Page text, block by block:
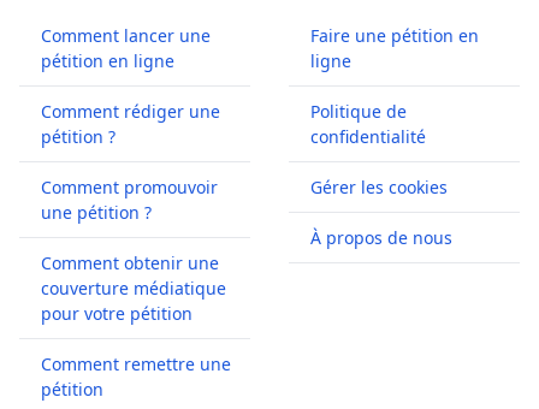
Comment lancer une
pétition en ligne
Comment rédiger une
pétition ?
Comment promouvoir
une pétition ?
Comment obtenir une
couverture médiatique
pour votre pétition
Comment remettre une
pétition
Faire une pétition en
ligne
Politique de
confidentialité
Gérer les cookies
À propos de nous